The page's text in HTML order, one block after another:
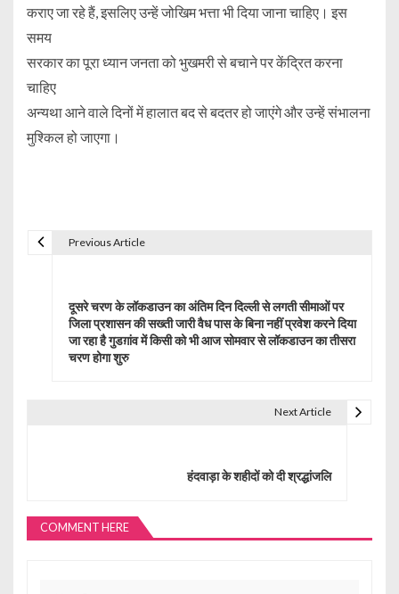
कराए जा रहे हैं, इसलिए उन्हें जोखिम भत्ता भी दिया जाना चाहिए। इस
समय
सरकार का पूरा ध्यान जनता को भुखमरी से बचाने पर केंद्रित करना
चाहिए
अन्यथा आने वाले दिनों में हालात बद से बदतर हो जाएंगे और उन्हें संभालना
मुश्किल हो जाएगा।
g
a
Previous Article
दूसरे चरण के लॉकडाउन का अंतिम दिन दिल्ली से लगती सीमाओं पर
जिला प्रशासन की सख्ती जारी वैध पास के बिना नहीं प्रवेश करने दिया
जा रहा है गुडग़ांव में किसी को भी आज सोमवार से लॉकडाउन का तीसरा
चरण होगा शुरु
Next Article
हंदवाड़ा के शहीदों को दी श्रद्धांजलि
COMMENT HERE